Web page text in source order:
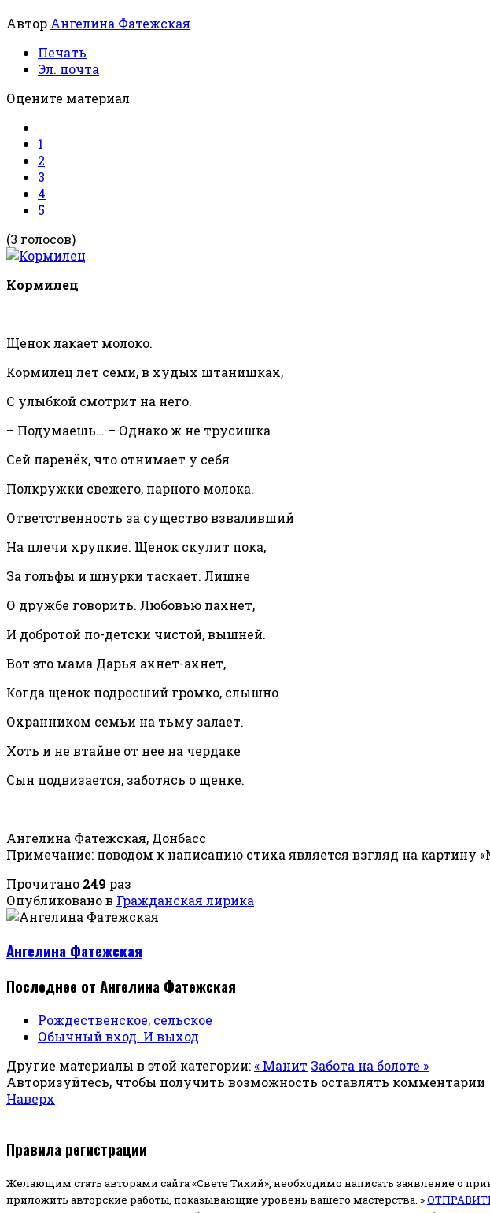
Автор Ангелина Фатежская
Печать
Эл. почта
Оцените материал
1
2
3
4
5
(3 голосов)
Кормилец
Щенок лакает молоко.
Кормилец лет семи, в худых штанишках,
С улыбкой смотрит на него.
– Подумаешь… – Однако ж не трусишка
Сей паренёк, что отнимает у себя
Полкружки свежего, парного молока.
Ответственность за существо взваливший
На плечи хрупкие. Щенок скулит пока,
За гольфы и шнурки таскает. Лишне
О дружбе говорить. Любовью пахнет,
И добротой по-детски чистой, вышней.
Вот это мама Дарья ахнет-ахнет,
Когда щенок подросший громко, слышно
Охранником семьи на тьму залает.
Хоть и не втайне от нее на чердаке
Сын подвизается, заботясь о щенке.
Ангелина Фатежская, Донбасс
Примечание: поводом к написанию стиха является взгляд на картину
Прочитано 249 раз
Опубликовано в Гражданская лирика
Ангелина Фатежская
Последнее от Ангелина Фатежская
Рождественское, сельское
Обычный вход. И выход
Другие материалы в этой категории:« Манит Забота на болоте »
Авторизуйтесь, чтобы получить возможность оставлять комментарии
Наверх
Правила регистрации
Желающим стать авторами сайта «Свете Тихий», необходимо написать заявление о
приложить авторские работы, показывающие уровень вашего мастерства. »